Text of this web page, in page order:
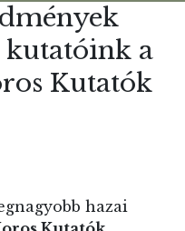
kutatóink a
Kutatók
hazai